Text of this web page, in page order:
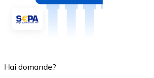
Hai domande?